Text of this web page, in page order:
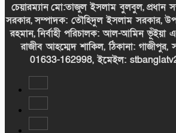
চেয়ারম্যানমো:তাজুল ইসলাম বুলবুল,প্রধান
সরকার,সম্পাদক: তৌহিদুল ইসলাম সরকার,
রহমান,নির্বাহী পরিচালক: আল-আমিন ভূঁইয়া
রাজীব আহম্মেদ শাকিল, ঠিকানা: গাজীপুর,
01633-162998, ইমেইল: